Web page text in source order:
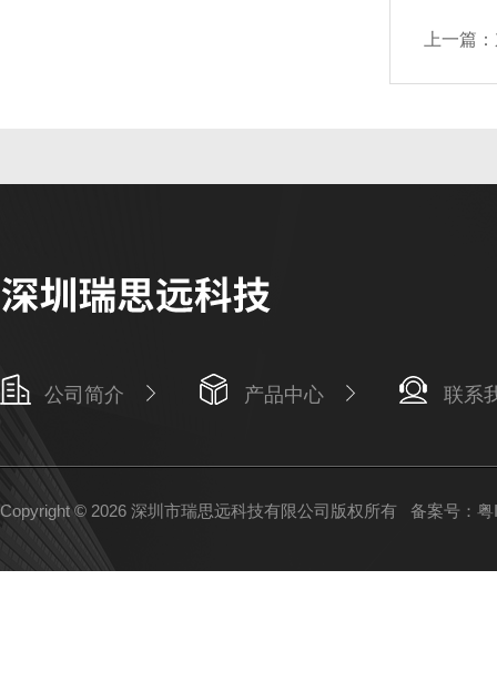
上一篇：
公司简介 产品中心 联系
Copyright © 2026 深圳市瑞思远科技有限公司版权所有 备案号：